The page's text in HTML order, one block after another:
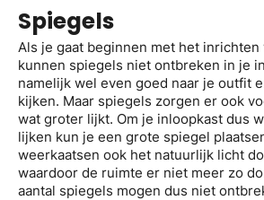
Spiegels
Als je gaat beginnen met het inrichten
kunnen spiegels niet ontbreken in je
namelijk wel even goed naar je outfit
kijken. Maar spiegels zorgen er ook
wat groter lijkt. Om je inloopkast dus
lijken kun je een grote spiegel
weerkaatsen ook het natuurlijk licht
waardoor de ruimte er niet meer zo
aantal spiegels mogen dus niet